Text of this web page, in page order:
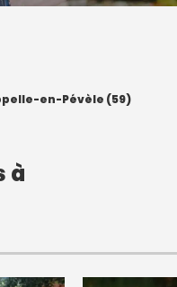
en-Pévèle (59)
à